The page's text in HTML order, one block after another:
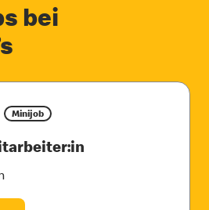
bei
Minijob